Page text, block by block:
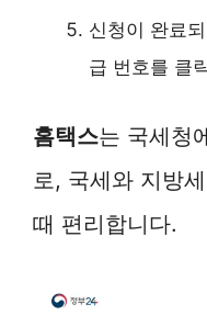
신청이 완료
급 번호를 클
홈택스는 국세청
로, 국세와 지방
때 편리합니다.